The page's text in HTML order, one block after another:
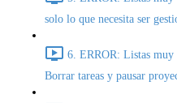
solo lo que necesita ser
6. ERROR: Listas muy
Borrar tareas y pausar